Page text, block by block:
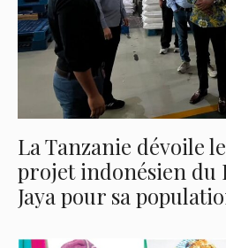
La Tanzanie dévoile
projet indonésien du
Jaya pour sa